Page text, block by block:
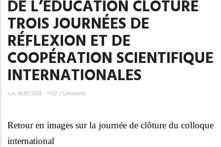
DE L’EDUCATION CLÔTURE
TROIS JOURNÉES DE
RÉFLEXION ET DE
COOPÉRATION SCIENTIFIQUE
INTERNATIONALES
lun, 06/01/2026 - 11:02 /Comments
Retour en images sur la journée de clôture du colloque
international